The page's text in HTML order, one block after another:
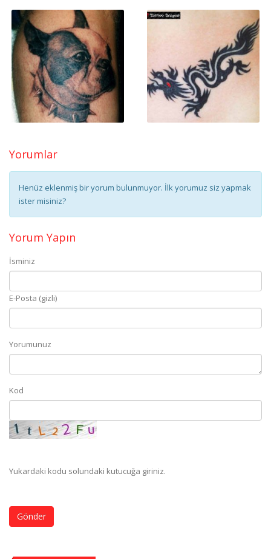
Yorumlar
Henüz eklenmiş bir yorum bulunmuyor. İlk yorumuz siz yapmak
ister misiniz?
Yorum Yapın
İsminiz
E-Posta (gizli)
Yorumunuz
Kod
Yukardaki kodu solundaki kutucuğa giriniz.
Gönder